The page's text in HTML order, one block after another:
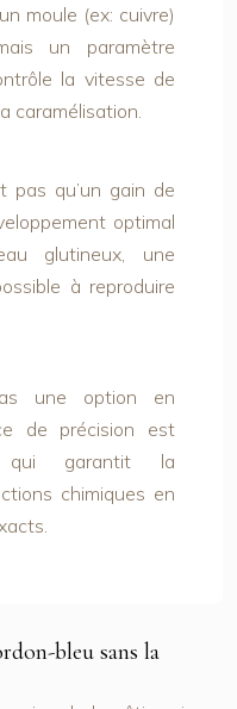
moule (ex: cuivre)
un paramètre
la vitesse de
caramélisation.
pas qu’un gain de
optimal
glutineux, une
à reproduire
une option en
de précision est
qui garantit la
chimiques en
bleu sans la